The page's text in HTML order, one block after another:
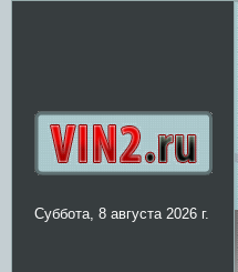
Суббота, 8 августа 2026 г.